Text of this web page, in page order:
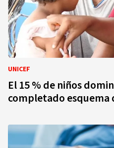
UNICEF
El 15 % de niños
completado esquema